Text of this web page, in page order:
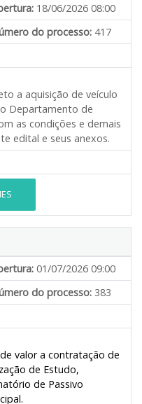
18/06/2026 08:00
do processo: 417
a aquisição de veículo
Departamento de
as condições e demais
edital e seus anexos.
01/07/2026 09:00
do processo: 383
valor a contratação de
de Estudo,
de Passivo